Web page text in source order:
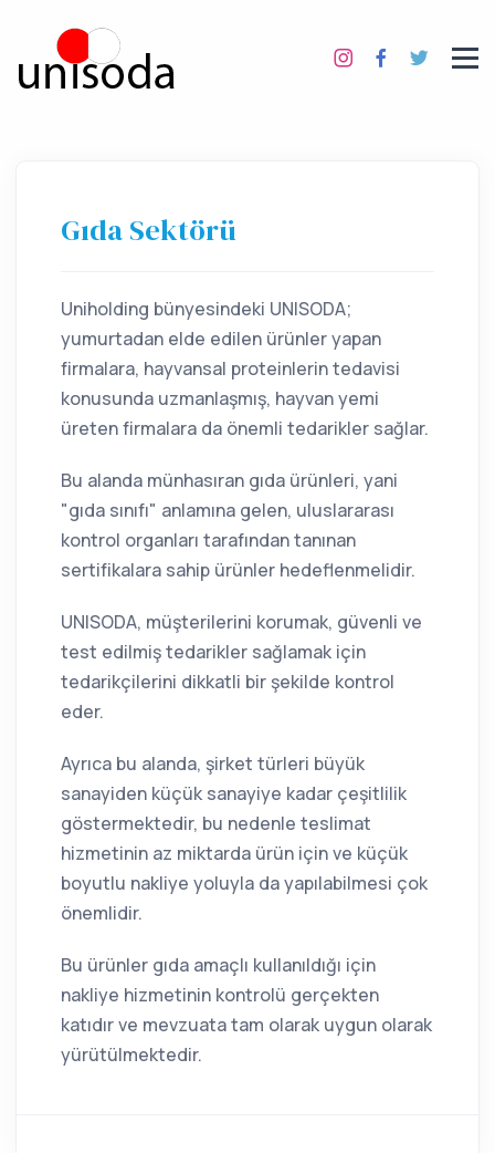
Gıda Sektörü
Uniholding bünyesindeki UNISODA;
yumurtadan elde edilen ürünler yapan
firmalara, hayvansal proteinlerin tedavisi
konusunda uzmanlaşmış, hayvan yemi
üreten firmalara da önemli tedarikler sağlar.
Bu alanda münhasıran gıda ürünleri, yani
"gıda sınıfı" anlamına gelen, uluslararası
kontrol organları tarafından tanınan
sertifikalara sahip ürünler hedeflenmelidir.
UNISODA, müşterilerini korumak, güvenli ve
test edilmiş tedarikler sağlamak için
tedarikçilerini dikkatli bir şekilde kontrol
eder.
Ayrıca bu alanda, şirket türleri büyük
sanayiden küçük sanayiye kadar çeşitlilik
göstermektedir, bu nedenle teslimat
hizmetinin az miktarda ürün için ve küçük
boyutlu nakliye yoluyla da yapılabilmesi çok
önemlidir.
Bu ürünler gıda amaçlı kullanıldığı için
nakliye hizmetinin kontrolü gerçekten
katıdır ve mevzuata tam olarak uygun olarak
yürütülmektedir.